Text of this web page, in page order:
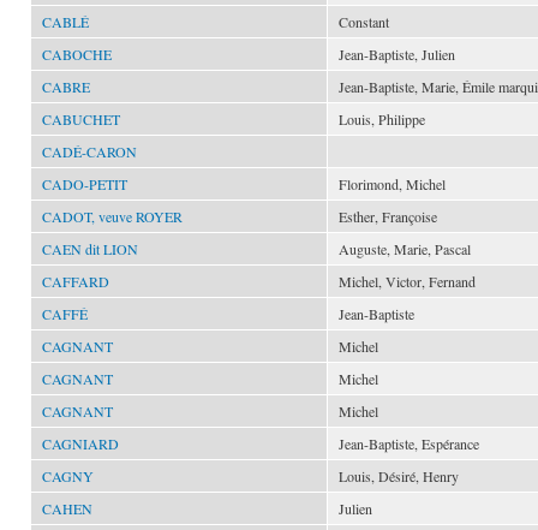
CABLÉ
Constant
CABOCHE
Jean-Baptiste, Julien
CABRE
Jean-Baptiste, Marie, Émile
CABUCHET
Louis, Philippe
CADÉ-CARON
CADO-PETIT
Florimond, Michel
CADOT, veuve ROYER
Esther, Françoise
CAEN dit LION
Auguste, Marie, Pascal
CAFFARD
Michel, Victor, Fernand
CAFFÉ
Jean-Baptiste
CAGNANT
Michel
CAGNANT
Michel
CAGNANT
Michel
CAGNIARD
Jean-Baptiste, Espérance
CAGNY
Louis, Désiré, Henry
CAHEN
Julien